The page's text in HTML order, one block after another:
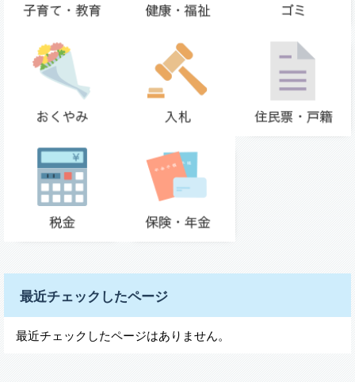
最近チェックしたページ
最近チェックしたページはありません。